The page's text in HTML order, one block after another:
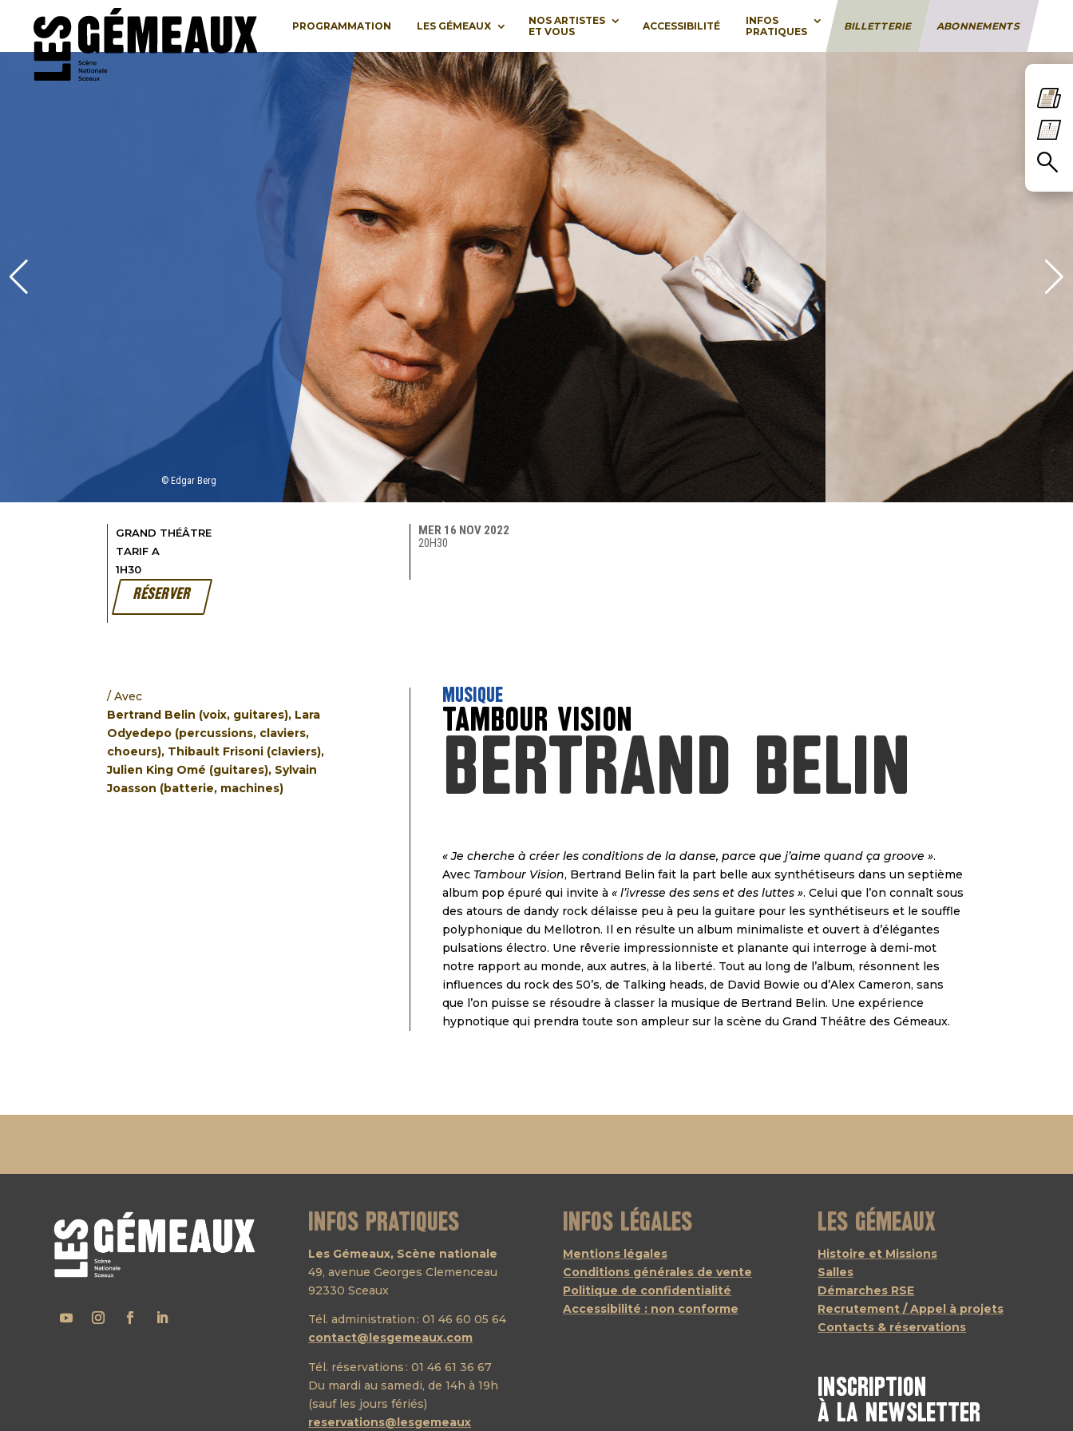
PROGRAMMATION LES GÉMEAUX
NOS ARTISTES
ET VOUS
ACCESSIBILITÉ
INFOS
PRATIQUES
BILLETTERIE ABONNEMENTS
© Edgar Berg
GRAND THÉÂTRE
TARIF A
1H30
MER 16 NOV 2022
20H30
RÉSERVER
Avec
Bertrand Belin (voix, guitares), Lara
Odyedepo (percussions, claviers,
choeurs), Thibault Frisoni (claviers),
Julien King Omé (guitares), Sylvain
Joasson (batterie, machines)
MUSIQUE
Tambour Vision
Bertrand Belin
« Je cherche à créer les conditions de la danse, parce que j’aime quand ça groove ».
Avec Tambour Vision, Bertrand Belin fait la part belle aux synthétiseurs dans un septième
album pop épuré qui invite à « l’ivresse des sens et des luttes ». Celui que l’on connaît sous
des atours de dandy rock délaisse peu à peu la guitare pour les synthétiseurs et le souffle
polyphonique du Mellotron. Il en résulte un album minimaliste et ouvert à d’élégantes
pulsations électro. Une rêverie impressionniste et planante qui interroge à demi-mot
notre rapport au monde, aux autres, à la liberté. Tout au long de l’album, résonnent les
influences du rock des 50’s, de Talking heads, de David Bowie ou d’Alex Cameron, sans
que l’on puisse se résoudre à classer la musique de Bertrand Belin. Une expérience
hypnotique qui prendra toute son ampleur sur la scène du Grand Théâtre des Gémeaux.
Infos pratiques
Les Gémeaux, Scène nationale
49, avenue Georges Clemenceau
92330 Sceaux
Tél. administration : 01 46 60 05 64
contact@lesgemeaux.com
Tél. réservations : 01 46 61 36 67
Du mardi au samedi, de 14h à 19h
(sauf les jours fériés)
reservations@lesgemeaux
Infos légales
Mentions légales
Conditions générales de vente
Politique de confidentialité
Accessibilité : non conforme
Les Gémeaux
Histoire et Missions
Salles
Démarches RSE
Recrutement / Appel à projets
Contacts & réservations
Inscription
à la newsletter